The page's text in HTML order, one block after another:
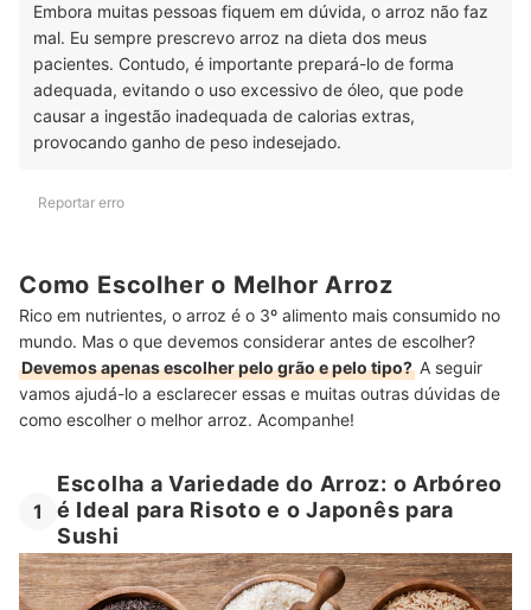
Embora muitas pessoas fiquem em dúvida, o arroz não faz
mal. Eu sempre prescrevo arroz na dieta dos meus
pacientes. Contudo, é importante prepará-lo de forma
adequada, evitando o uso excessivo de óleo, que pode
causar a ingestão inadequada de calorias extras,
provocando ganho de peso indesejado.
Reportar erro
Como Escolher o Melhor Arroz
Rico em nutrientes, o arroz é o 3º alimento mais consumido no
mundo. Mas o que devemos considerar antes de escolher?
Devemos apenas escolher pelo grão e pelo tipo? A seguir
vamos ajudá-lo a esclarecer essas e muitas outras dúvidas de
como escolher o melhor arroz. Acompanhe!
1
Escolha a Variedade do Arroz: o Arbóreo
é Ideal para Risoto e o Japonês para
Sushi